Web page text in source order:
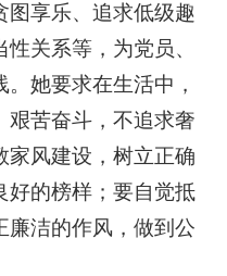
图享乐、追求低级趣
关系等，为党员、
她要求在生活中，
艰苦奋斗，不追求奢
家风建设，树立正确
好的榜样；要自觉抵
廉洁的作风，做到公